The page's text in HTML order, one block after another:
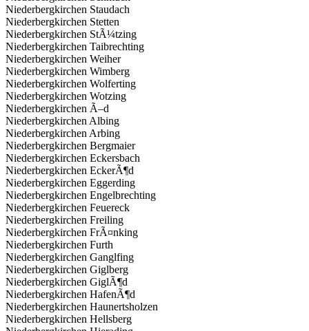
Niederbergkirchen Staudach
Niederbergkirchen Stetten
Niederbergkirchen StÃ¼tzing
Niederbergkirchen Taibrechting
Niederbergkirchen Weiher
Niederbergkirchen Wimberg
Niederbergkirchen Wolferting
Niederbergkirchen Wotzing
Niederbergkirchen Ã–d
Niederbergkirchen Albing
Niederbergkirchen Arbing
Niederbergkirchen Bergmaier
Niederbergkirchen Eckersbach
Niederbergkirchen EckerÃ¶d
Niederbergkirchen Eggerding
Niederbergkirchen Engelbrechting
Niederbergkirchen Feuereck
Niederbergkirchen Freiling
Niederbergkirchen FrÃ¤nking
Niederbergkirchen Furth
Niederbergkirchen Ganglfing
Niederbergkirchen Giglberg
Niederbergkirchen GiglÃ¶d
Niederbergkirchen HafenÃ¶d
Niederbergkirchen Haunertsholzen
Niederbergkirchen Hellsberg